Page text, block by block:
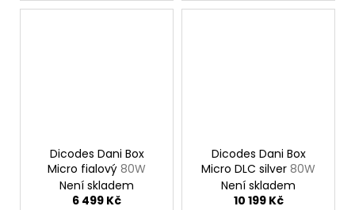
Dicodes Dani Box
Micro fialový 80W
Není skladem
6 499 Kč
Dicodes Dani Box
Micro DLC silver 80W
Není skladem
10 199 Kč